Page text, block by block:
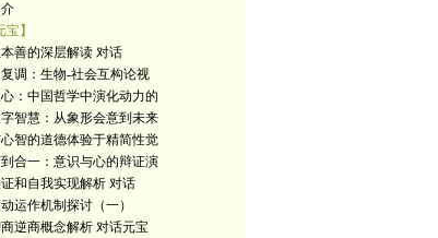
宝】
本善的深层解读 对话
复调：生物-社会互构论视
心：中国哲学中演化动力的
字智慧：从象形会意到未来
心智的道德体验于精简性觉
到合一：意识与心的辩证演
证和自我实现解析 对话
运作机制探讨（一）
商逆商概念解析 对话元宝